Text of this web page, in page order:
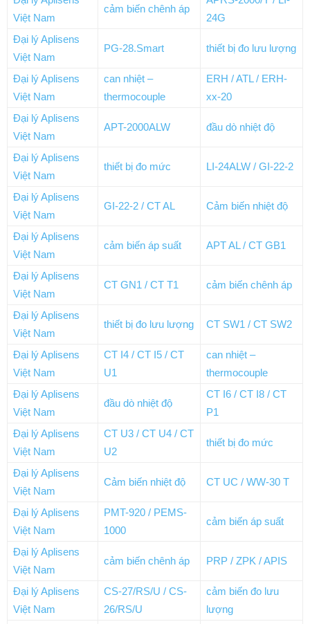
Việt Nam
cảm biến chênh áp
24G
Đại lý Aplisens
Việt Nam
PG-28.Smart thiết bị đo lưu lượng
Đại lý Aplisens
Việt Nam
can nhiệt –
thermocouple
ERH / ATL / ERH-
xx-20
Đại lý Aplisens
Việt Nam
APT-2000ALW đầu dò nhiệt độ
Đại lý Aplisens
Việt Nam
thiết bị đo mức LI-24ALW / GI-22-2
Đại lý Aplisens
Việt Nam
GI-22-2 / CT AL Cảm biến nhiệt độ
Đại lý Aplisens
Việt Nam
cảm biến áp suất APT AL / CT GB1
Đại lý Aplisens
Việt Nam
CT GN1 / CT T1 cảm biến chênh áp
Đại lý Aplisens
Việt Nam
thiết bị đo lưu lượng CT SW1 / CT SW2
Đại lý Aplisens
Việt Nam
CT I4 / CT I5 / CT
U1
can nhiệt –
thermocouple
Đại lý Aplisens
Việt Nam
đầu dò nhiệt độ
CT I6 / CT I8 / CT
P1
Đại lý Aplisens
Việt Nam
CT U3 / CT U4 / CT
U2
thiết bị đo mức
Đại lý Aplisens
Việt Nam
Cảm biến nhiệt độ CT UC / WW-30 T
Đại lý Aplisens
Việt Nam
PMT-920 / PEMS-
1000
cảm biến áp suất
Đại lý Aplisens
Việt Nam
cảm biến chênh áp PRP / ZPK / APIS
Đại lý Aplisens
Việt Nam
CS-27/RS/U / CS-
26/RS/U
cảm biến đo lưu
lượng